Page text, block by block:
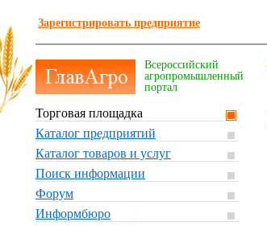
Зарегистрировать предприятие
Всероссийский
агропромышленный
портал
Торговая площадка
Каталог предприятий
Каталог товаров и услуг
Поиск информации
Форум
Информбюро